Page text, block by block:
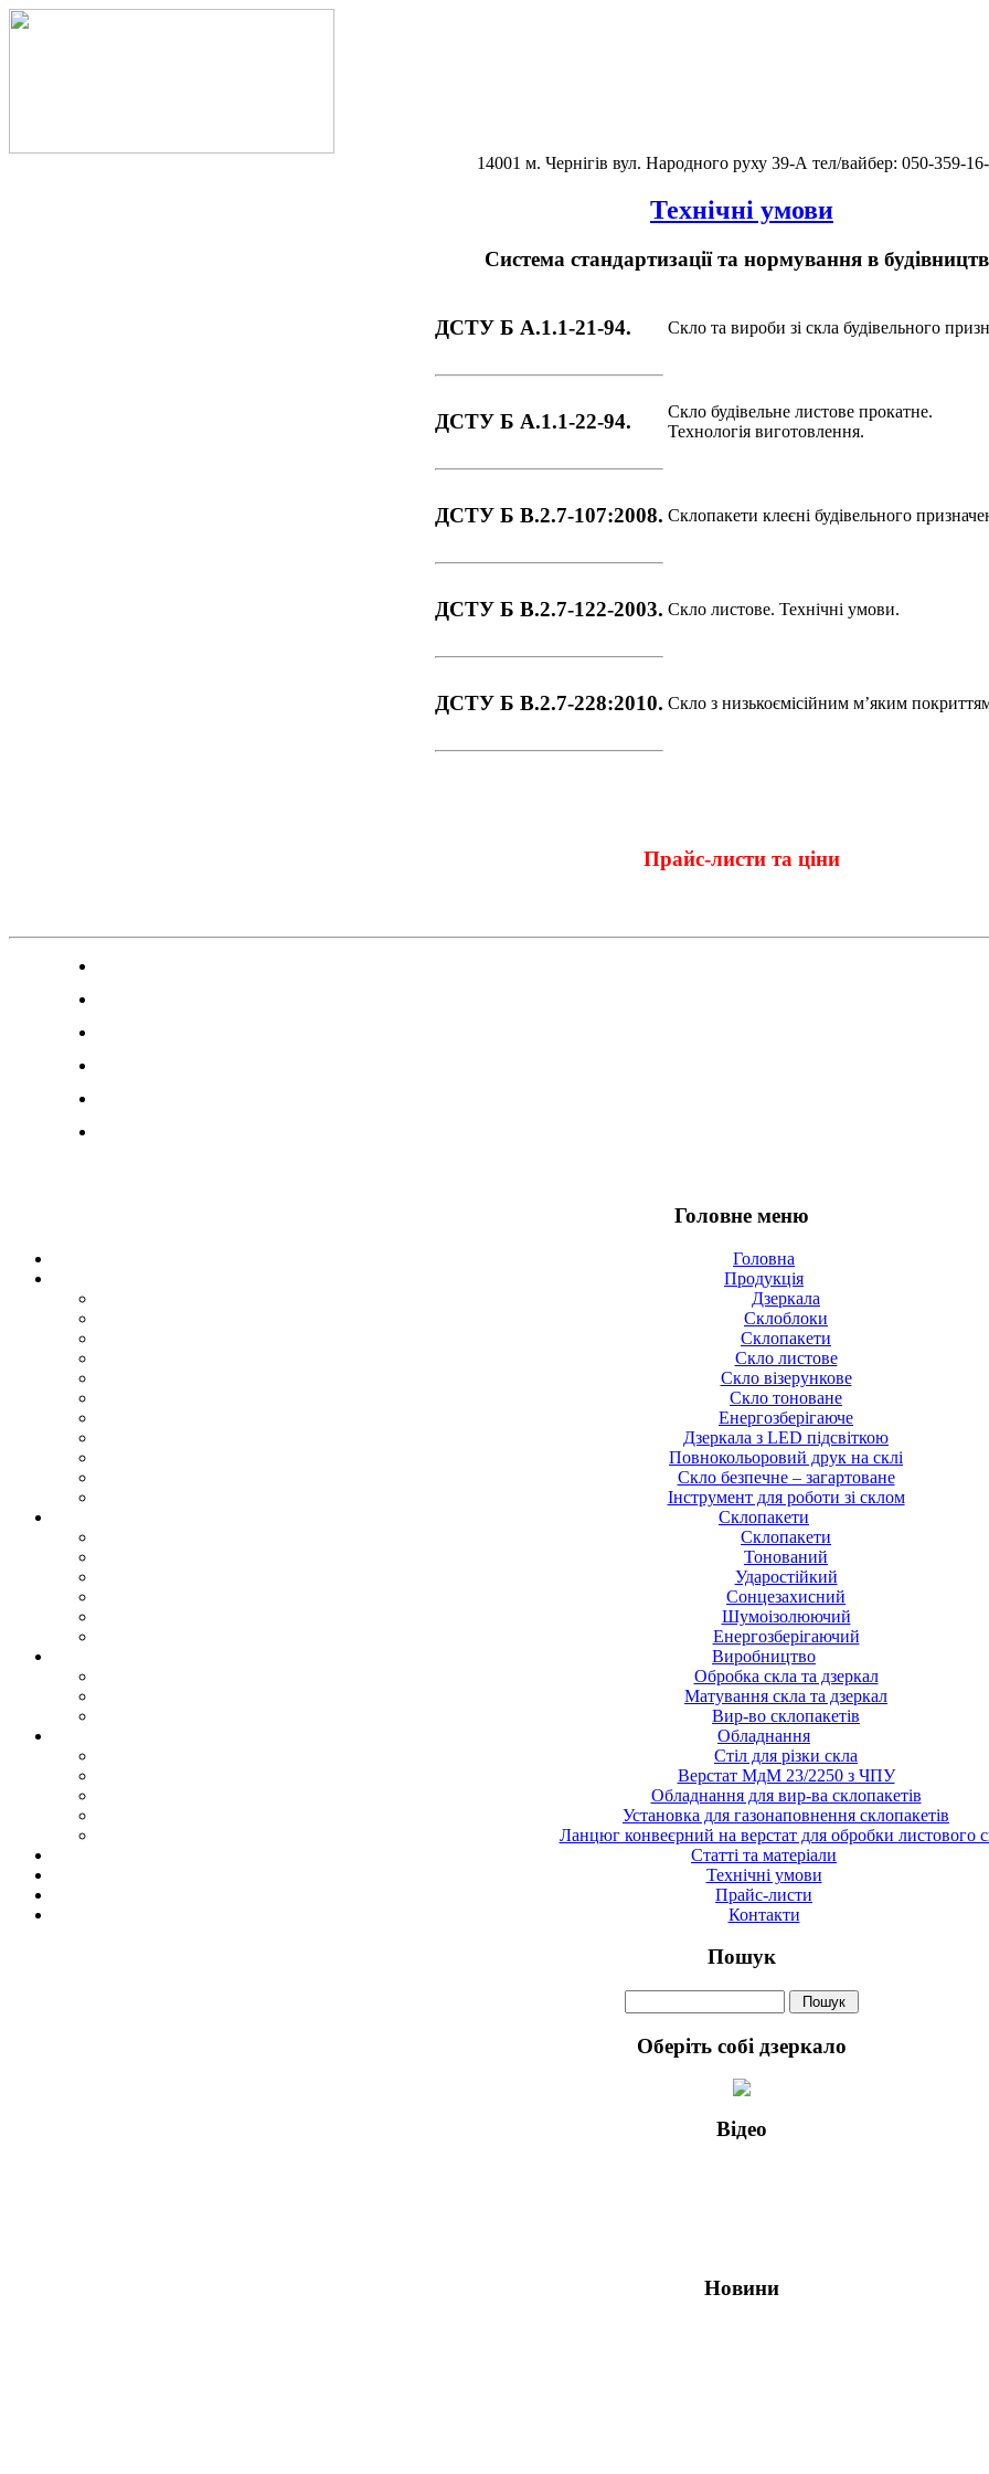
14001 м. Чернігів вул. Народного руху 39-А тел/вайбер: 050-359-
Технічні умови
Система стандартизації та нормування в
ДСТУ Б А.1.1-21-94. Скло та вироби зі скла будівельного
ДСТУ Б А.1.1-22-94.
Скло будівельне листове прокатне.
Технологія виготовлення.
ДСТУ Б В.2.7-107:2008. Склопакети клеєні будівельного
ДСТУ Б В.2.7-122-2003. Скло листове. Технічні умови.
ДСТУ Б В.2.7-228:2010. Скло з низькоємісійним м’яким
Прайс-листи та ціни
Головне меню
Головна
Продукція
Дзеркала
Склоблоки
Склопакети
Скло листове
Скло візерункове
Скло тоноване
Енергозберігаюче
Дзеркала з LED підсвіткою
Повнокольоровий друк на склі
Cкло безпечне – загартоване
Інструмент для роботи зі склом
Склопакети
Склопакети
Тонований
Ударостійкий
Сонцезахисний
Шумоізолюючий
Енергозберігаючий
Виробництво
Обробка скла та дзеркал
Матування скла та дзеркал
Вир-во склопакетів
Обладнання
Стіл для різки скла
Верстат МдМ 23/2250 з ЧПУ
Обладнання для вир-ва склопакетів
Установка для газонаповнення склопакетів
Ланцюг конвеєрний на верстат для обробки листового
Статті та матеріали
Технічні умови
Прайс-листи
Контакти
Пошук
Оберіть собі дзеркало
Відео
Новини